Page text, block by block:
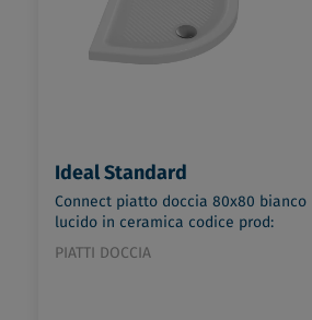
Ideal Standard
Connect piatto doccia 80x80 bianco
lucido in ceramica codice prod:
T266601
PIATTI DOCCIA